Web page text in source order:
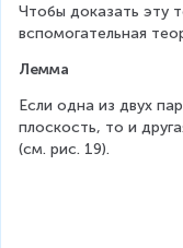
t
a
r
o
w
a
al
le
l
b
\
p
Чтобы доказать эту
вспомогательная
Лемма
Если одна из двух
плоскость, то и
(см. рис. 19).